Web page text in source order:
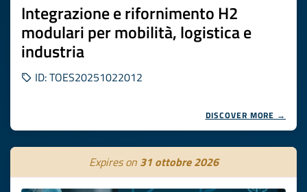
Integrazione e rifornimento H2
modulari per mobilità, logistica e
industria
ID: TOES20251022012
DISCOVER MORE →
Expires on 31 ottobre 2026